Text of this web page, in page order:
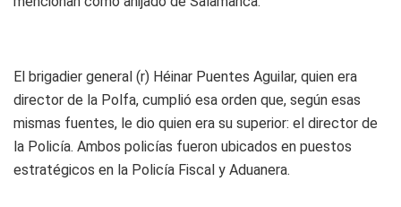
El brigadier general (r) Héinar Puentes Aguilar, quien era
director de la Polfa, cumplió esa orden que, según esas
mismas fuentes, le dio quien era su superior: el director de
la Policía. Ambos policías fueron ubicados en puestos
estratégicos en la Policía Fiscal y Aduanera.